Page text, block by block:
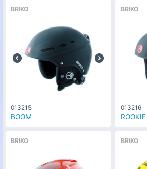
BRIKO
013215
BOOM
BRIKO
013216
ROOKIE
BRIKO BRIKO